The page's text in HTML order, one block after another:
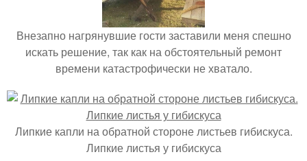
Внезапно нагрянувшие гости заставили меня спешно
искать решение, так как на обстоятельный ремонт
времени катастрофически не хватало.
Липкие капли на обратной стороне листьев гибискуса.
Липкие листья у гибискуса